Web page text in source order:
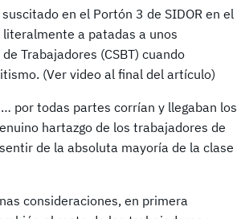
en el Portón 3 de SIDOR en el
a patadas a unos
Trabajadores (CSBT) cuando
(Ver video al final del artículo)
por todas partes corrían y llegaban los
hartazgo de los trabajadores de
de la absoluta mayoría de la clase
consideraciones, en primera